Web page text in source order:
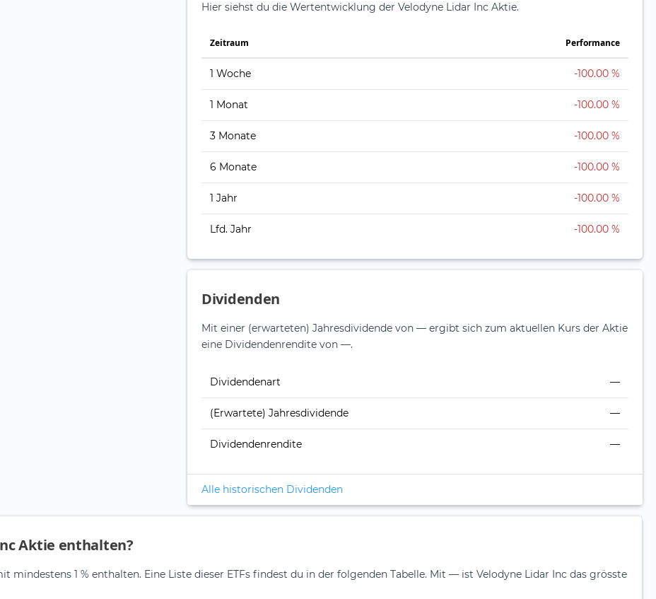
Hier siehst du die Wertentwicklung der Velodyne Lidar Inc Aktie.
Zeitraum Perfor­mance
1 Woche -100.00 %
1 Monat -100.00 %
3 Monate -100.00 %
6 Monate -100.00 %
1 Jahr -100.00 %
Lfd. Jahr -100.00 %
Dividenden
Mit einer (erwarteten) Jahresdividende von — ergibt sich zum aktuellen Kurs der Aktie
eine Dividendenrendite von —.
Dividendenart —
(Erwartete) Jahresdividende —
Dividendenrendite —
Alle historischen Dividenden
Aktie enthalten?
mindestens 1 % enthalten. Eine Liste dieser ETFs findest du in der folgenden Tabelle. Mit — ist Velodyne Lidar Inc das grösste